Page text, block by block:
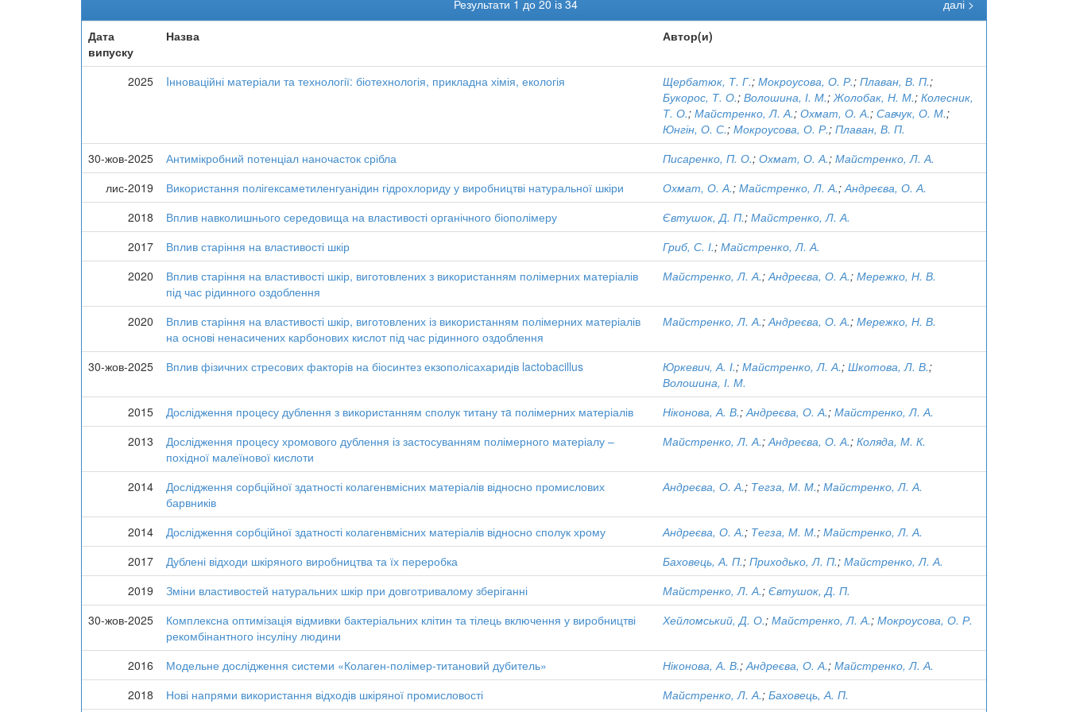
Результати 1 до 20 із 34
далі >
Дата
випуску
Назва Автор(и)
2025 Iнноваційні матеріали та технології: біотехнологія, прикладна хімія, екологія Щербатюк, Т. Г.; Мокроусова, О. Р.; Плаван, В. П.;
Букорос, Т. О.; Волошина, І. М.;Жолобак, Н. М.; Колесник,
Т. О.; Майстренко, Л. А.; Охмат, О. А.; Савчук, О. М.;
Юнгін, О. С.; Мокроусова, О. Р.; Плаван, В. П.
30-жов-2025
Антимікробний потенціал наночасток срібла Писаренко, П. О.; Охмат, О. А.; Майстренко, Л. А.
лис-2019
Використання полігексаметиленгуанідин гідрохлориду у виробництві натуральної шкіри Охмат, О. А.; Майстренко, Л. А.;Андреєва, О. А.
2018
Вплив навколишнього середовища на властивості органічного біополімеру Євтушок, Д. П.; Майстренко, Л. А.
2017
Вплив старіння на властивості шкір Гриб, С. І.; Майстренко, Л. А.
2020
Вплив старіння на властивості шкір, виготовлених з використанням полімерних матеріалів
під час рідинного оздоблення
Майстренко, Л. А.;Андреєва, О. А.; Мережко, Н. В.
2020
Вплив старіння на властивості шкір, виготовлених із використанням полімерних матеріалів
на основі ненасичених карбонових кислот під час рідинного оздоблення
Майстренко, Л. А.;Андреєва, О. А.; Мережко, Н. В.
30-жов-2025 Вплив фізичних стресових факторів на біосинтез екзополісахаридів lactobacillus Юркевич, А. І.; Майстренко, Л. А.; Шкотова, Л. В.;
Волошина, І. М.
2015
Дослідження процесу дублення з використанням сполук титану тa полімерних матеріалів Ніконова, А. В.;Андреєва, О. А.; Майстренко, Л. А.
2013
Дослідження процесу хромового дублення із застосуванням полімерного матеріалу –
похідної малеїнової кислоти
Майстренко, Л. А.;Андреєва, О. А.; Коляда, М. К.
2014
Дослідження сорбційної здатності колагенвмісних матеріалів відносно промислових
барвників
Андреєва, О. А.; Тегза, М. М.; Майстренко, Л. А.
2014 Дослідження сорбційної здатності колагенвмісних матеріалів відносно сполук хрому Андреєва, О. А.; Тегза, М. М.; Майстренко, Л. А.
2017
Дублені відходи шкіряного виробництва та їх переробка Баховець, А. П.; Приходько, Л. П.; Майстренко, Л. А.
2019
Зміни властивостей натуральних шкір при довготривалому зберіганні Майстренко, Л. А.; Євтушок, Д. П.
30-жов-2025
Комплексна оптимізація відмивки бактеріальних клітин та тілець включення у виробництві
рекомбінантного інсуліну людини
Хейломський, Д. О.; Майстренко, Л. А.; Мокроусова, О. Р.
2016 Модельне дослідження системи «Колаген-полімер-титановий дубитель» Ніконова, А. В.;Андреєва, О. А.; Майстренко, Л. А.
2018
Нові напрями використання відходів шкіряної промисловості Майстренко, Л. А.; Баховець, А. П.